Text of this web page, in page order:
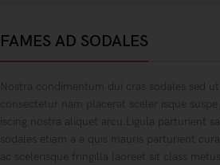
FAMES AD SODALES
Nostra condimentum dui cras sodales sed ut
consectetur nam placerat sceler isque
iscing nostra aliquet arcu.Ligula parturient
sodales etiam a a quis mauris parturient
ac scelerisque fringilla laoreet sit class